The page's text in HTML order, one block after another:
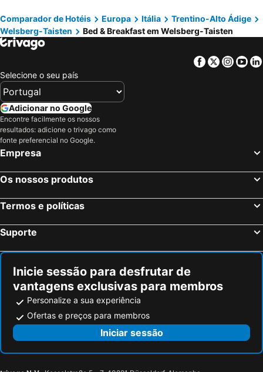
Kastelruth, bed and breakfasts
Campitello di Fassa, bed and breakfasts
Auronzo di Cadore, bed and breakfasts
Funes, bed and breakfasts
Pozza di Fassa, bed and breakfasts
San Pietro di Cadore, bed and breakfasts
Sillian, bed and breakfasts
San Cassiano, bed and breakfasts
Villanders, bed and breakfasts
Lajen, bed and breakfasts
Lozzo di Cadore, bed and breakfasts
Pieve di Cadore, bed and breakfasts
St. Lorenzen, bed and breakfasts
Badia, bed and breakfasts
Matrei, bed and breakfasts
Calalzo di Cadore, bed and breakfasts
Colfosco, bed and breakfasts
St. Ulrich, bed and breakfasts
Comparador de Hotéis Europa Itália
Trentino-Alto Ádige
Welsberg-Taisten
Bed & Breakfast em Welsberg-Taisten
Facebook
Twitter
Selecione o seu país
Adicionar no Google
Encontre facilmente os nossos
resultados: adicione o trivago como
fonte preferencial no Google.
Empresa
Os nossos produtos
Termos e políticas
Suporte
Inicie sessão para desfrutar de
vantagens exclusivas para membros
Personalize a sua experiência
Ofertas e preços para membros
Iniciar sessão